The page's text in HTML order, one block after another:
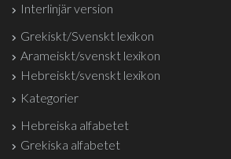
Interlinjär version
Grekiskt/Svenskt lexikon
Arameiskt/svenskt lexikon
Hebreiskt/svenskt lexikon
Kategorier
Hebreiska alfabetet
Grekiska alfabetet